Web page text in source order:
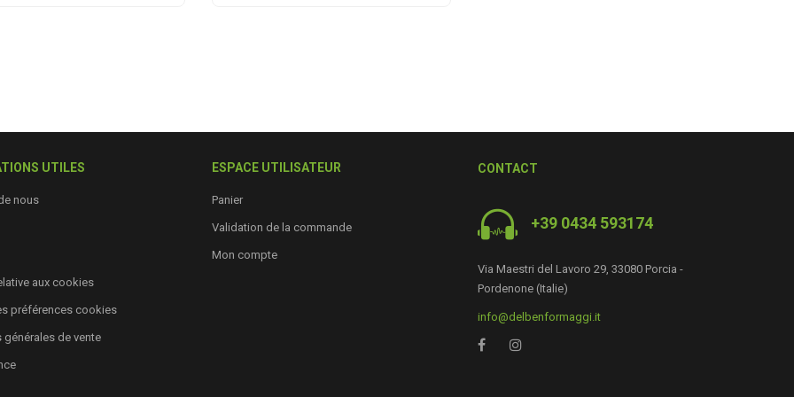
UTILES
nous
aux cookies
préférences cookies
générales de vente
ESPACE UTILISATEUR
Panier
Validation de la commande
Mon compte
CONTACT
+39 0434 593174
Via Maestri del Lavoro 29, 33080 Porcia -
Pordenone (Italie)
info@delbenformaggi.it